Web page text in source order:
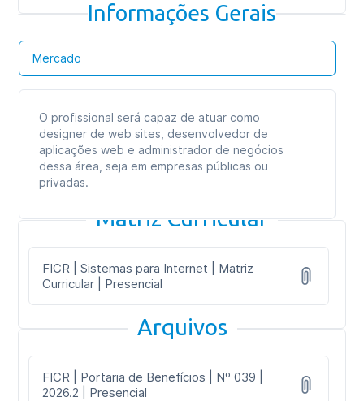
Informações Gerais
Mercado
O profissional será capaz de atuar como
designer de web sites, desenvolvedor de
aplicações web e administrador de negócios
dessa área, seja em empresas públicas ou
privadas.
Matriz Curricular
FICR | Sistemas para Internet | Matriz
Curricular | Presencial
Arquivos
FICR | Portaria de Benefícios | Nº 039 |
2026.2 | Presencial